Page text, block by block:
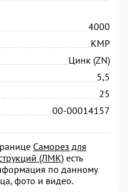
4000
KMP
Цинк (ZN)
5,5
25
00-00014157
Саморез для
(ЛМК) есть
по данному
фото и видео.